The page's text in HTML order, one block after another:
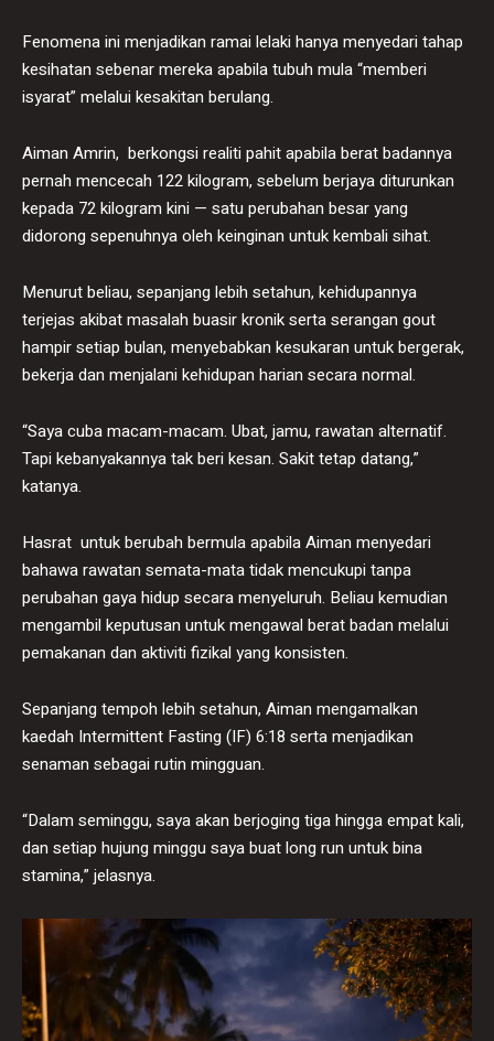
Fenomena ini menjadikan ramai lelaki hanya menyedari tahap
kesihatan sebenar mereka apabila tubuh mula “memberi
isyarat” melalui kesakitan berulang.
Aiman Amrin, berkongsi realiti pahit apabila berat badannya
pernah mencecah 122 kilogram, sebelum berjaya diturunkan
kepada 72 kilogram kini — satu perubahan besar yang
didorong sepenuhnya oleh keinginan untuk kembali sihat.
Menurut beliau, sepanjang lebih setahun, kehidupannya
terjejas akibat masalah buasir kronik serta serangan gout
hampir setiap bulan, menyebabkan kesukaran untuk bergerak,
bekerja dan menjalani kehidupan harian secara normal.
“Saya cuba macam-macam. Ubat, jamu, rawatan alternatif.
Tapi kebanyakannya tak beri kesan. Sakit tetap datang,”
katanya.
Hasrat untuk berubah bermula apabila Aiman menyedari
bahawa rawatan semata-mata tidak mencukupi tanpa
perubahan gaya hidup secara menyeluruh. Beliau kemudian
mengambil keputusan untuk mengawal berat badan melalui
pemakanan dan aktiviti fizikal yang konsisten.
Sepanjang tempoh lebih setahun, Aiman mengamalkan
kaedah Intermittent Fasting (IF) 6:18 serta menjadikan
senaman sebagai rutin mingguan.
“Dalam seminggu, saya akan berjoging tiga hingga empat kali,
dan setiap hujung minggu saya buat long run untuk bina
stamina,” jelasnya.